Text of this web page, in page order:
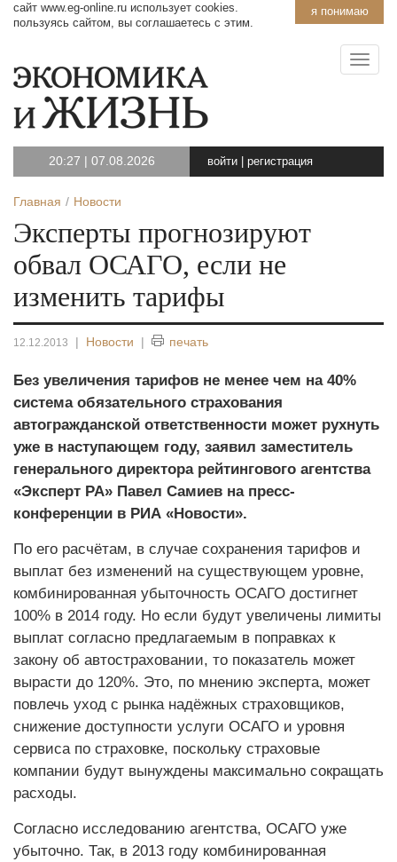
я понимаю
сайт www.eg-online.ru использует cookies.
пользуясь сайтом, вы соглашаетесь с этим.
20:27 | 07.08.2026 войти регистрация
Главная Новости
Эксперты прогнозируют
обвал ОСАГО, если не
изменить тарифы
12.12.2013 | Новости | печать
Без увеличения тарифов не менее чем на 40%
система обязательного страхования
автогражданской ответственности может рухнуть
уже в наступающем году, заявил заместитель
генерального директора рейтингового агентства
«Эксперт РА» Павел Самиев на пресс-
конференции в РИА «Новости».
По его расчётам, в случае сохранения тарифов и
выплат без изменений на существующем уровне,
комбинированная убыточность ОСАГО достигнет
100% в 2014 году. Но если будут увеличены лимиты
выплат согласно предлагаемым в поправках к
закону об автостраховании, то показатель может
вырасти до 120%. Это, по мнению эксперта, может
повлечь уход с рынка надёжных страховщиков,
снижение доступности услуги ОСАГО и уровня
сервиса по страховке, поскольку страховые
компании будут вынуждены максимально сокращать
расходы.
Согласно исследованию агентства, ОСАГО уже
убыточно. Так, в 2013 году комбинированная